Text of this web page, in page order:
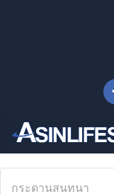
กระดานสนทนา